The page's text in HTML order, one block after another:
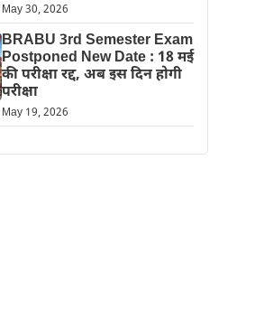
May 30, 2026
BRABU 3rd Semester Exam
Postponed New Date : 18 मई
की परीक्षा रद्द, अब इस दिन होगी
परीक्षा
May 19, 2026